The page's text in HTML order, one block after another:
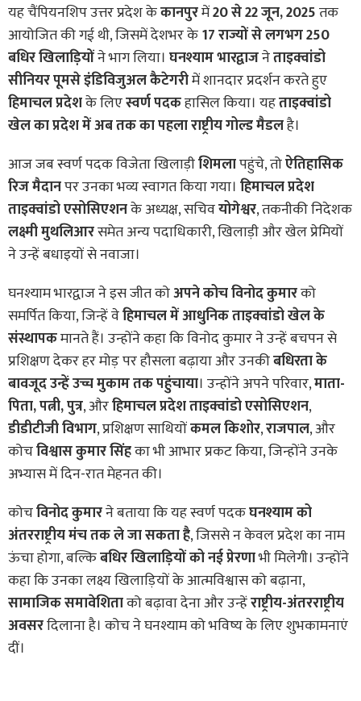
यह चैंपियनशिप उत्तर प्रदेश केकानपुरमें20 से 22 जून, 2025तक
आयोजित की गई थी, जिसमें देशभर के17 राज्यों से लगभग 250
बधिर खिलाड़ियोंने भाग लिया। घनश्याम भारद्वाजनेताइक्वांडो
सीनियर पूमसे इंडिविजुअल कैटेगरीमें शानदार प्रदर्शन करते हुए
हिमाचल प्रदेशके लिएस्वर्ण पदकहासिल किया। यहताइक्वांडो
खेल का प्रदेश में अब तक का पहला राष्ट्रीय गोल्ड मैडलहै।
आज जब स्वर्ण पदक विजेता खिलाड़ीशिमलापहुंचे, तोऐतिहासिक
रिज मैदानपर उनका भव्य स्वागत किया गया। हिमाचल प्रदेश
ताइक्वांडो एसोसिएशनके अध्यक्ष, सचिवयोगेश्वर, तकनीकी निदेशक
लक्ष्मी मुथलिआरसमेत अन्य पदाधिकारी, खिलाड़ी और खेल प्रेमियों
ने उन्हें बधाइयों से नवाजा।
घनश्याम भारद्वाज ने इस जीत कोअपने कोच विनोद कुमारको
समर्पित किया, जिन्हें वेहिमाचल में आधुनिक ताइक्वांडो खेल के
संस्थापकमानते हैं। उन्होंने कहा कि विनोद कुमार ने उन्हें बचपन से
प्रशिक्षण देकर हर मोड़ पर हौसला बढ़ाया और उनकीबधिरता के
बावजूद उन्हें उच्च मुकाम तक पहुंचाया। उन्होंने अपने परिवार,माता-
पिता, पत्नी, पुत्र, औरहिमाचल प्रदेश ताइक्वांडो एसोसिएशन,
डीडीटीजी विभाग, प्रशिक्षण साथियोंकमल किशोर,राजपाल, और
कोचविश्वास कुमार सिंहका भी आभार प्रकट किया, जिन्होंने उनके
अभ्यास में दिन-रात मेहनत की।
कोचविनोद कुमारने बताया कि यह स्वर्ण पदकघनश्याम को
अंतरराष्ट्रीय मंच तक ले जा सकता है, जिससे न केवल प्रदेश का नाम
ऊंचा होगा, बल्किबधिर खिलाड़ियों को नई प्रेरणाभी मिलेगी। उन्होंने
कहा कि उनका लक्ष्य खिलाड़ियों के आत्मविश्वास को बढ़ाना,
सामाजिक समावेशिताको बढ़ावा देना और उन्हेंराष्ट्रीय-अंतरराष्ट्रीय
अवसरदिलाना है। कोच ने घनश्याम को भविष्य के लिए शुभकामनाएं
दीं।